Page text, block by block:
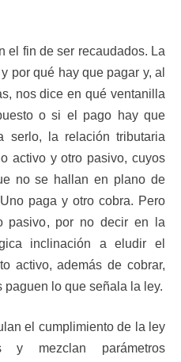
el fin de ser recaudados. La
por qué hay que pagar y, al
nos dice en qué ventanilla
o si el pago hay que
serlo, la relación tributaria
activo y otro pasivo, cuyos
no se hallan en plano de
paga y otro cobra. Pero
pasivo, por no decir en la
inclinación a eludir el
activo, además de cobrar,
lo que señala la ley.
el cumplimiento de la ley
y mezclan parámetros